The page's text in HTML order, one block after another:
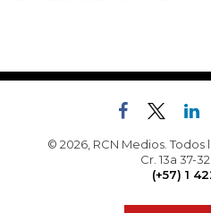
© 2026, RCN Medios.
Cr. 13a 37-
(+57) 1